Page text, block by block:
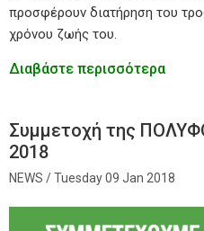
προσφέρουν διατήρηση του
χρόνου ζωής του.
Διαβάστε περισσότερα
Συμμετοχή της
2018
Tuesday 09 Jan 2018